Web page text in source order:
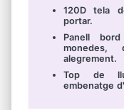
120D tela
portar.
Panell
monedes,
alegrement.
Top de
embenatge